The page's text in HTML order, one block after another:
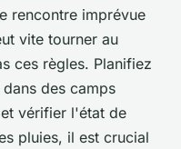
rencontre imprévue
vite tourner au
ces règles. Planifiez
des camps
vérifier l'état de
pluies, il est crucial